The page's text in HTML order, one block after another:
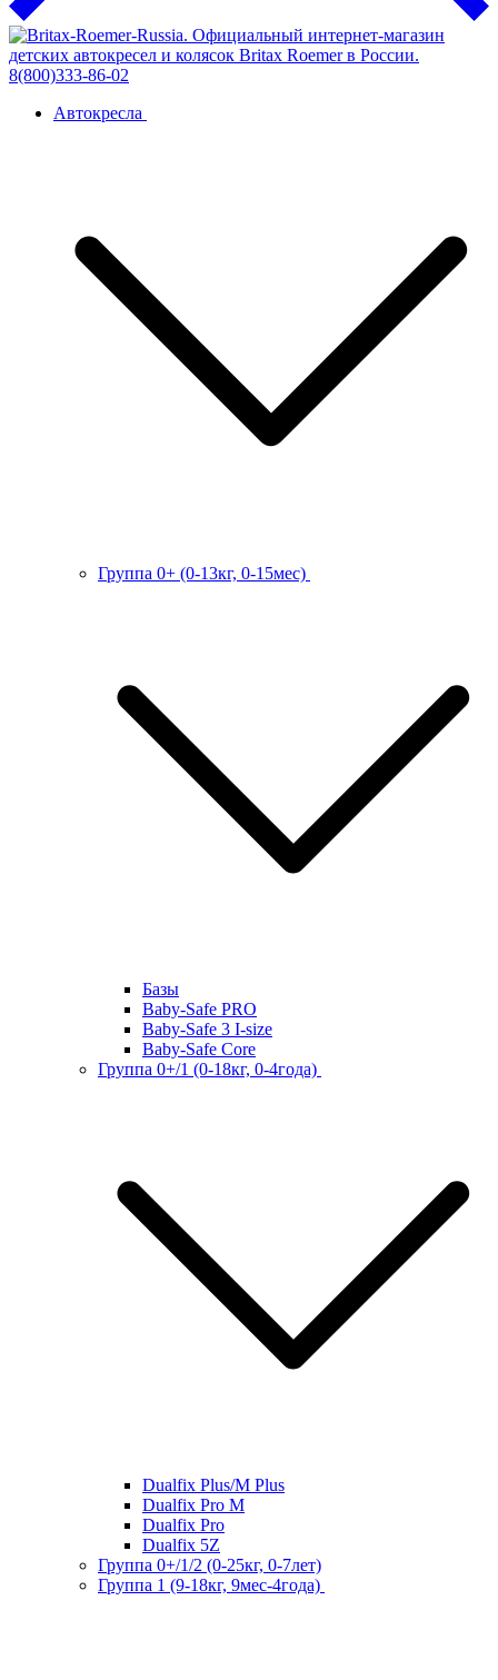
Автокресла
Группа 0+ (0-13кг, 0-15мес)
Базы
Baby-Safe PRO
Baby-Safe 3 I-size
Baby-Safe Core
Группа 0+/1 (0-18кг, 0-4года)
Dualfix Plus/M Plus
Dualfix Pro M
Dualfix Pro
Dualfix 5Z
Группа 0+/1/2 (0-25кг, 0-7лет)
Группа 1 (9-18кг, 9мес-4года)